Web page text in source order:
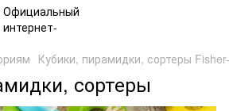
Кубики, пирамидки, сортеры
сортеры